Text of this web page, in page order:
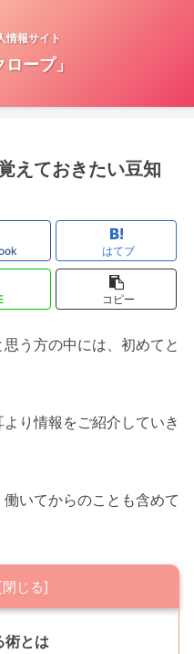
情報サイト
ープ」
えておきたい豆知
はてブ
コピー
う方の中には、初めてと
り情報をご紹介していき
いてからのことも含めて
術とは